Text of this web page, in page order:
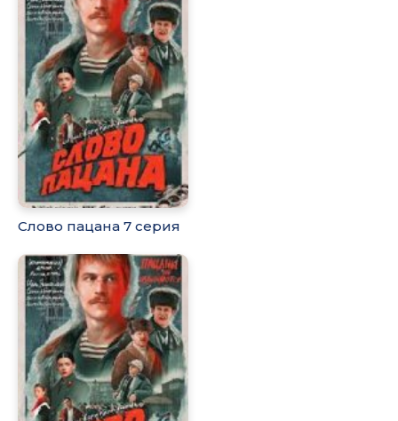
Слово пацана 7 серия